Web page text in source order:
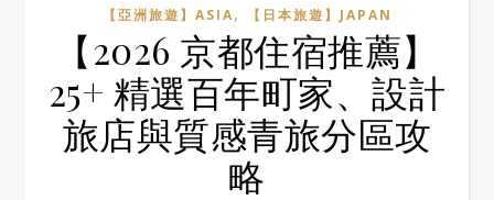
【亞洲旅遊】ASIA, 【日本旅遊】JAPAN
【2026 京都住宿推薦】
25+ 精選百年町家、設計
旅店與質感青旅分區攻
略